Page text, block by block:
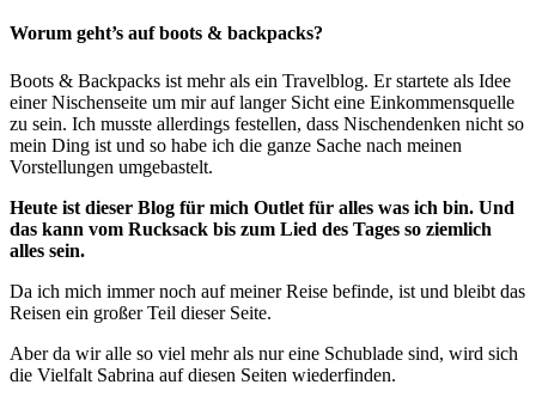
Worum geht’s auf boots & backpacks?
Boots & Backpacks ist mehr als ein Travelblog. Er startete als Idee
einer Nischenseite um mir auf langer Sicht eine Einkommensquelle
zu sein. Ich musste allerdings festellen, dass Nischendenken nicht so
mein Ding ist und so habe ich die ganze Sache nach meinen
Vorstellungen umgebastelt.
Heute ist dieser Blog für mich Outlet für alles was ich bin. Und
das kann vom Rucksack bis zum Lied des Tages so ziemlich
alles sein.
Da ich mich immer noch auf meiner Reise befinde, ist und bleibt das
Reisen ein großer Teil dieser Seite.
Aber da wir alle so viel mehr als nur eine Schublade sind, wird sich
die Vielfalt Sabrina auf diesen Seiten wiederfinden.